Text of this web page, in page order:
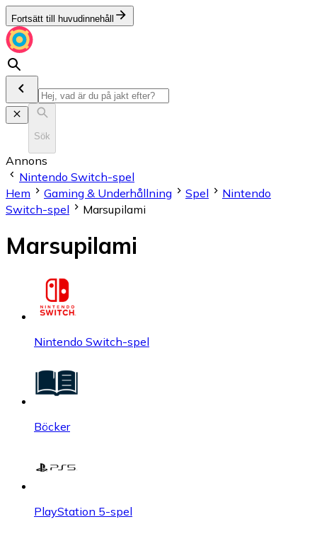
Fortsätt till huvudinnehåll
Sök
Annons
Nintendo Switch-spel
Hem
Gaming & Underhållning Spel
Nintendo
Switch-spel
Marsupilami
Marsupilami
Nintendo Switch-spel
Böcker
PlayStation 5-spel